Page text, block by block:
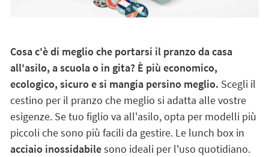
Cosa c'è di meglio che portarsi il pranzo da casa
all'asilo, a scuola o in gita? È più economico,
ecologico, sicuro e si mangia persino meglio. Scegli il
cestino per il pranzo che meglio si adatta alle vostre
esigenze. Se tuo figlio va all'asilo, opta per modelli più
piccoli che sono più facili da gestire. Le lunch box in
acciaio inossidabilesono ideali per l'uso quotidiano.